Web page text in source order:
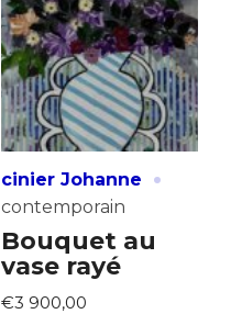
cinier Johanne ·
contemporain
Bouquet au
vase rayé
€3 900,00